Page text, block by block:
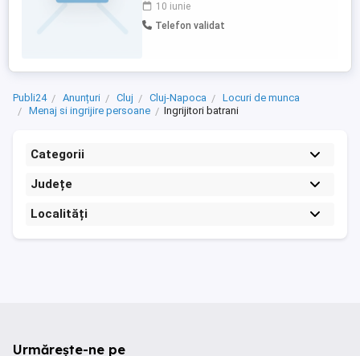
10 iunie
Telefon validat
Publi24 Anunțuri Cluj Cluj-Napoca
Locuri de munca
Menaj si ingrijire persoane
Ingrijitori batrani
Categorii
Județe
Localități
Urmărește-ne pe